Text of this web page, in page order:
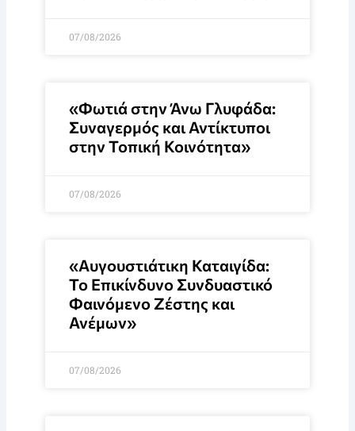
07/08/2026
«Φωτιά στην Άνω Γλυφάδα:
Συναγερμός και Αντίκτυποι
στην Τοπική Κοινότητα»
07/08/2026
«Αυγουστιάτικη Καταιγίδα:
Το Επικίνδυνο Συνδυαστικό
Φαινόμενο Ζέστης και
Ανέμων»
07/08/2026